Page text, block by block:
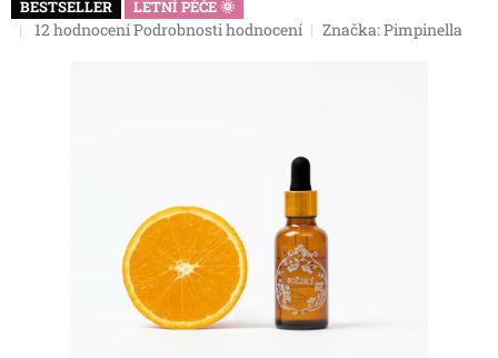
BESTSELLER LETNÍ PÉČE 🌞
Průměrné
12 hodnoceníPodrobnosti hodnocení Značka:Pimpinella